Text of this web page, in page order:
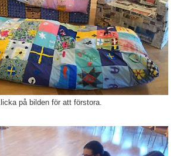
på bilden för att förstora.